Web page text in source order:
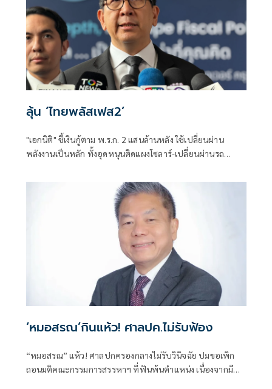
ลุ้น ‘ไทยพลัสเฟส2’
"เอกนิติ" ชี้เงินกู้ตาม พ.ร.ก. 2 แสนล้านหลัง ใช้เปลี่ยนผ่าน
พลังงานเป็นหลัก ทั้งอุดหนุนติดแผงโซลาร์-เปลี่ยนผ่านรถ
พร้อมให้ใช้กับไทยเที่ยวไทยพลัส ส่วนไทยช่วยไทยพลัส เฟส 2
รอประเมินความเหมาะสม นายกฯ เผยจะพยายาม
‘หมอสรณ’กินแห้ว! ศาลปค.ไม่รับฟ้อง
“หมอสรณ” แห้ว! ศาลปกครองกลางไม่รับวินิจฉัย ปมขอเพิก
ถอนมติคณะกรรมการสรรหาฯ ที่ฟันพ้นตำแหน่ง เนื่องจากมี